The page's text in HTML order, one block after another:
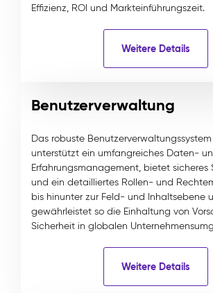
Effizienz, ROI und Markteinführungszeit.
Weitere Details
Benutzerverwaltung
Das robuste
unterstützt ein umfangreiches Daten-
Erfahrungsmanagement, bietet sicheres
und ein detailliertes Rollen- und
bis hinunter zur Feld- und Inhaltsebene
gewährleistet so die Einhaltung von
Sicherheit in globalen
Weitere Details